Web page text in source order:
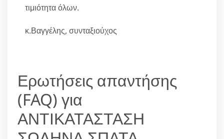
τιμιότητα όλων.
κ.Βαγγέλης, συνταξιούχος
Ερωτήσεις απαντήσης
(FAQ) για
ΑΝΤΙΚΑΤΑΣΤΑΣΗ